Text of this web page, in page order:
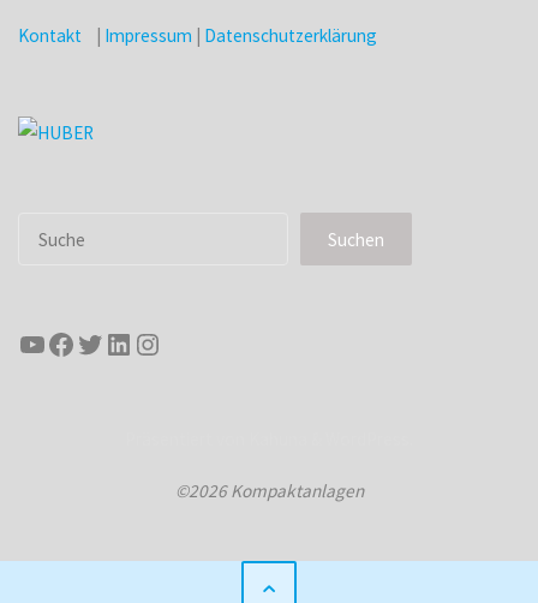
Kontakt Impressum Datenschutzerklärung
Suchen Suchen
YouTube
Facebook
Twitter
LinkedIn
Instagram
©2026 Kompaktanlagen